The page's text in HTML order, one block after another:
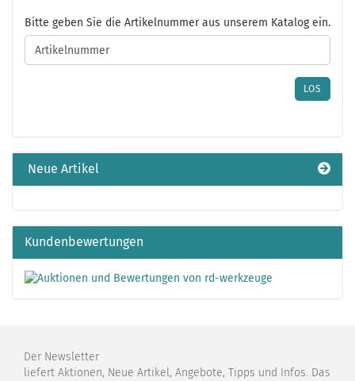
BITTE
GEBEN
SIE
DIE
Bitte geben Sie die Artikelnummer aus unserem Katalog ein.
LOS
Neue Artikel
Kundenbewertungen
Der Newsletter
liefert Aktionen, Neue Artikel, Angebote, Tipps und Infos. Das